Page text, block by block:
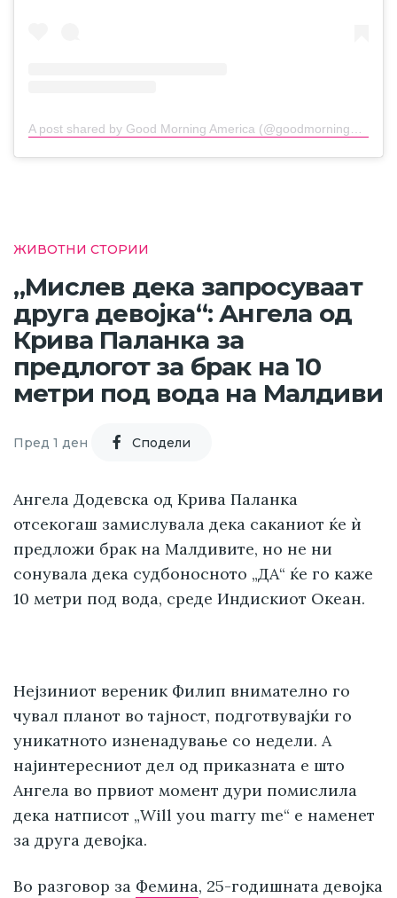
ЖИВОТНИ СТОРИИ
„Мислев дека запросуваат
друга девојка“: Ангела од
Крива Паланка за
предлогот за брак на 10
метри под вода на Малдиви
Пред 1 ден Cподели
Ангела Додевска од Крива Паланка
отсекогаш замислувала дека саканиот ќе ѝ
предложи брак на Малдивите, но не ни
сонувала дека судбоносното „ДА“ ќе го каже
10 метри под вода, среде Индискиот Океан.
Нејзиниот вереник Филип внимателно го
чувал планот во тајност, подготвувајќи го
уникатното изненадување со недели. А
најинтересниот дел од приказната е што
Ангела во првиот момент дури помислила
дека натписот „Will you marry me“ е наменет
за друга девојка.
Во разговор за Фемина, 25-годишната девојка